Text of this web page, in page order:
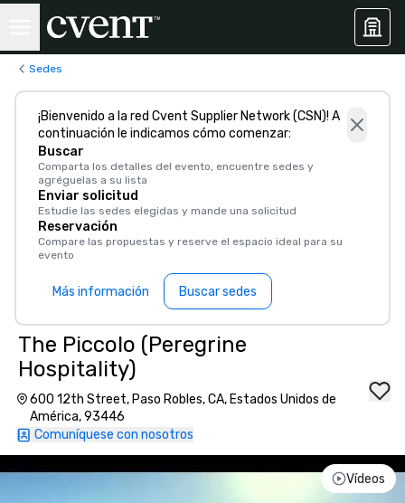
Sedes
¡Bienvenido a la red Cvent Supplier Network (CSN)! A
continuación le indicamos cómo comenzar:
Buscar
Comparta los detalles del evento, encuentre sedes y
agréguelas a su lista
Enviar solicitud
Estudie las sedes elegidas y mande una solicitud
Reservación
Compare las propuestas y reserve el espacio ideal para su
evento
Más información Buscar sedes
The Piccolo (Peregrine
Hospitality)
600 12th Street, Paso Robles, CA, Estados Unidos de
América, 93446
Comuníquese con nosotros
Vídeos